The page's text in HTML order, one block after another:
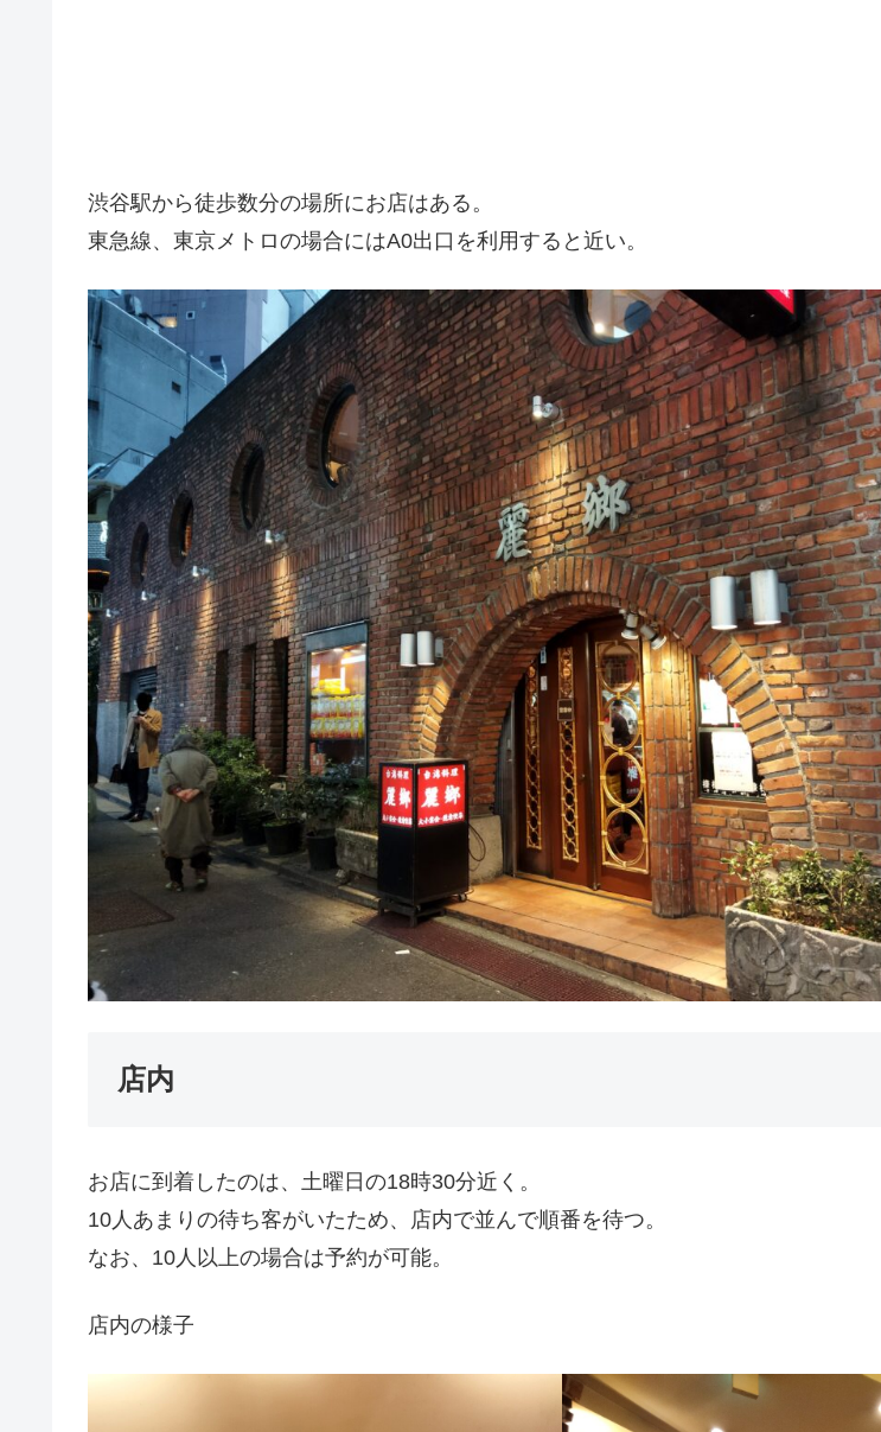
渋谷駅から徒歩数分の場所にお店はある。
東急線、 東京メトロの場合にはA0出口を利用すると近い。
店内
お店に到着したのは、土曜日の18時30分近く。
10人あまりの待ち客がいたため、店内で並んで順番を待つ。
なお、10人以上の場合は予約が可能。
店内の様子